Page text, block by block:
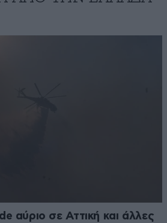
αύριο σε Αττική και άλλες